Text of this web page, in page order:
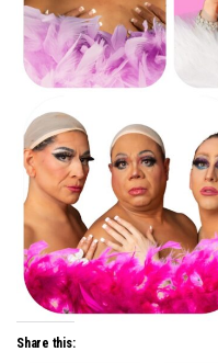
Share this: